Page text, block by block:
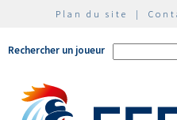
Plan du site |
Rechercher un joueur